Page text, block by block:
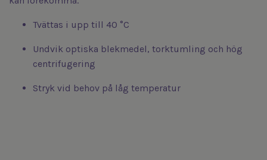
Tvättas i upp till 40 °C
Undvik optiska blekmedel, torktumling och hög
centrifugering
Stryk vid behov på låg temperatur